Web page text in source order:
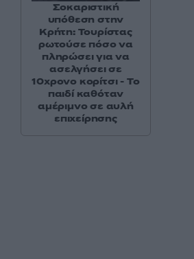
Σοκαριστική
υπόθεση στην
Κρήτη: Τουρίστας
ρωτούσε πόσο να
πληρώσει για να
ασελγήσει σε
10χρονο κορίτσι - Το
παιδί καθόταν
αμέριμνο σε αυλή
επιχείρησης